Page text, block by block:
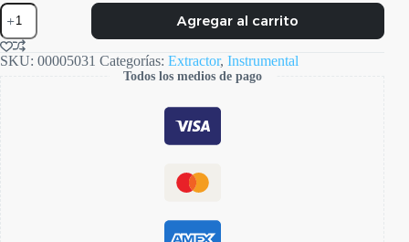
RETRACTOR
DE
MINNESOTA
BELKYS
cantidad
Agregar al carrito
SKU: 00005031 Categorías: Extractor, Instrumental
Todos los medios de pago